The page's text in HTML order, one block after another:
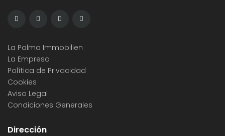
La Palma Immobilien
La Empresa
Política de Privacidad
Cookies
Aviso Legal
Condiciones Generales
Dirección